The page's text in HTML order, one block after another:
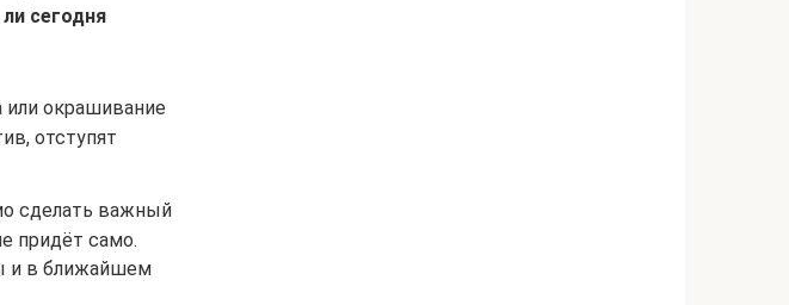
сегодня
или окрашивание
отступят
сделать важный
придёт само.
и в ближайшем